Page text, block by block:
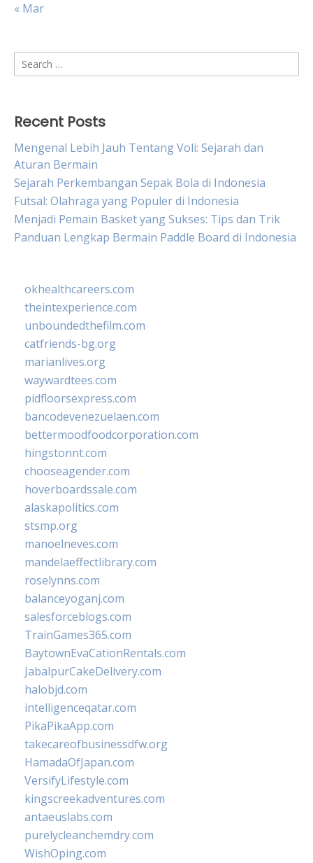
« Mar
Search
for:
Recent Posts
Mengenal Lebih Jauh Tentang Voli: Sejarah dan
Aturan Bermain
Sejarah Perkembangan Sepak Bola di Indonesia
Futsal: Olahraga yang Populer di Indonesia
Menjadi Pemain Basket yang Sukses: Tips dan Trik
Panduan Lengkap Bermain Paddle Board di Indonesia
okhealthcareers.com
theintexperience.com
unboundedthefilm.com
catfriends-bg.org
marianlives.org
waywardtees.com
pidfloorsexpress.com
bancodevenezuelaen.com
bettermoodfoodcorporation.com
hingstonnt.com
chooseagender.com
hoverboardssale.com
alaskapolitics.com
stsmp.org
manoelneves.com
mandelaeffectlibrary.com
roselynns.com
balanceyoganj.com
salesforceblogs.com
TrainGames365.com
BaytownEvaCationRentals.com
JabalpurCakeDelivery.com
halobjd.com
intelligenceqatar.com
PikaPikaApp.com
takecareofbusinessdfw.org
HamadaOfJapan.com
VersifyLifestyle.com
kingscreekadventures.com
antaeuslabs.com
purelycleanchemdry.com
WishOping.com